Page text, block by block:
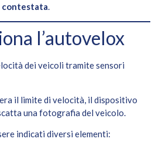
contestata.
l’autovelox
dei veicoli tramite sensori
il limite di velocità, il dispositivo
una fotografia del veicolo.
indicati diversi elementi: